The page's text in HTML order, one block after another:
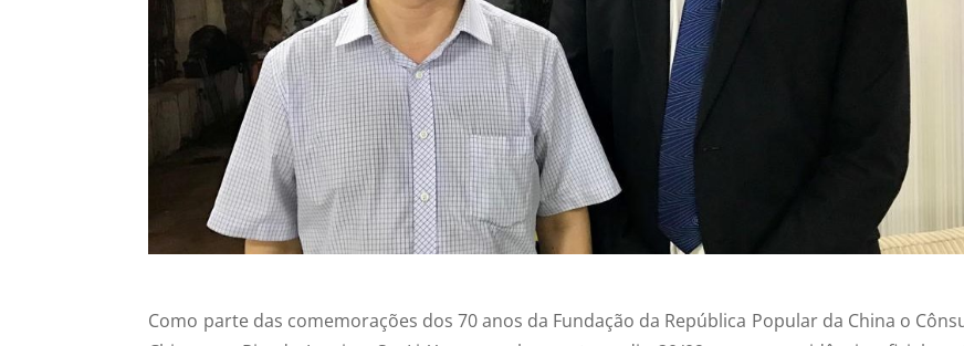
Como parte das comemorações dos 70 anos da Fundação da República Popular da China o